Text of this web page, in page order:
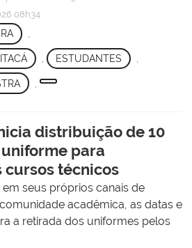
08h34
,
ESTUDANTES
distribuição de 10
para
cursos técnicos
seus próprios canais de
acadêmica, as datas e
a retirada dos uniformes pelos